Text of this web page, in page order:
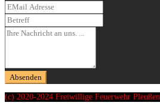
(c) 2020-2024 Freiwillige Feuerwehr Pleußen